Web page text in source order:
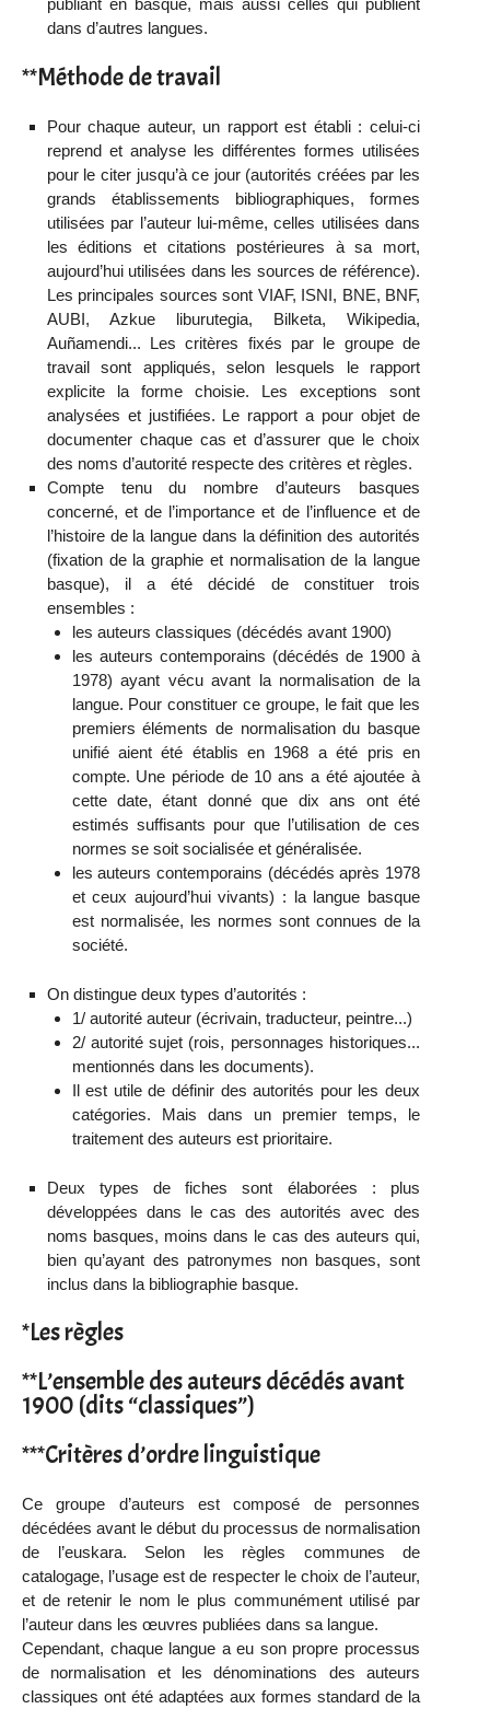
publiant en basque, mais aussi celles qui publient
dans d’autres langues.
**Méthode de travail
Pour chaque auteur, un rapport est établi : celui-ci
reprend et analyse les différentes formes utilisées
pour le citer jusqu’à ce jour (autorités créées par les
grands établissements bibliographiques, formes
utilisées par l’auteur lui-même, celles utilisées dans
les éditions et citations postérieures à sa mort,
aujourd’hui utilisées dans les sources de référence).
Les principales sources sont VIAF, ISNI, BNE, BNF,
AUBI, Azkue liburutegia, Bilketa, Wikipedia,
Auñamendi... Les critères fixés par le groupe de
travail sont appliqués, selon lesquels le rapport
explicite la forme choisie. Les exceptions sont
analysées et justifiées. Le rapport a pour objet de
documenter chaque cas et d’assurer que le choix
des noms d’autorité respecte des critères et règles.
Compte tenu du nombre d’auteurs basques
concerné, et de l’importance et de l’influence et de
l’histoire de la langue dans la définition des autorités
(fixation de la graphie et normalisation de la langue
basque), il a été décidé de constituer trois
ensembles :
les auteurs classiques (décédés avant 1900)
les auteurs contemporains (décédés de 1900 à
1978) ayant vécu avant la normalisation de la
langue. Pour constituer ce groupe, le fait que les
premiers éléments de normalisation du basque
unifié aient été établis en 1968 a été pris en
compte. Une période de 10 ans a été ajoutée à
cette date, étant donné que dix ans ont été
estimés suffisants pour que l’utilisation de ces
normes se soit socialisée et généralisée.
les auteurs contemporains (décédés après 1978
et ceux aujourd’hui vivants) : la langue basque
est normalisée, les normes sont connues de la
société.
On distingue deux types d’autorités :
1/ autorité auteur (écrivain, traducteur, peintre...)
2/ autorité sujet (rois, personnages historiques...
mentionnés dans les documents).
Il est utile de définir des autorités pour les deux
catégories. Mais dans un premier temps, le
traitement des auteurs est prioritaire.
Deux types de fiches sont élaborées : plus
développées dans le cas des autorités avec des
noms basques, moins dans le cas des auteurs qui,
bien qu’ayant des patronymes non basques, sont
inclus dans la bibliographie basque.
*Les règles
**L’ensemble des auteurs décédés avant
1900 (dits “classiques”)
***Critères d’ordre linguistique
Ce groupe d’auteurs est composé de personnes
décédées avant le début du processus de normalisation
de l’euskara. Selon les règles communes de
catalogage, l’usage est de respecter le choix de l’auteur,
et de retenir le nom le plus communément utilisé par
l’auteur dans les œuvres publiées dans sa langue.
Cependant, chaque langue a eu son propre processus
de normalisation et les dénominations des auteurs
classiques ont été adaptées aux formes standard de la